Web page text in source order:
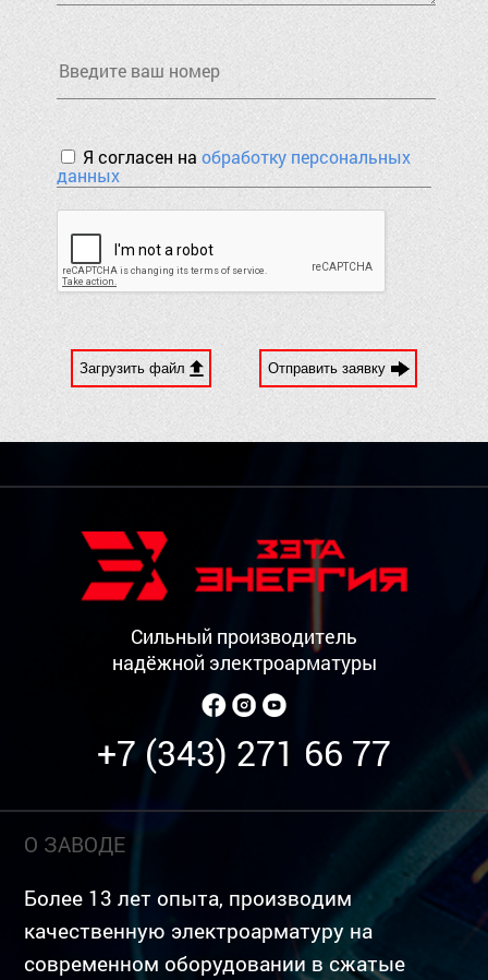
Я согласен наобработку персональных
данных
Загрузить файл Отправить заявку
Сильный производитель
надёжной электроарматуры
+7 (343) 271 66 77
О ЗАВОДЕ
Более 13 лет опыта, производим
качественную электроарматуру на
современном оборудовании в сжатые